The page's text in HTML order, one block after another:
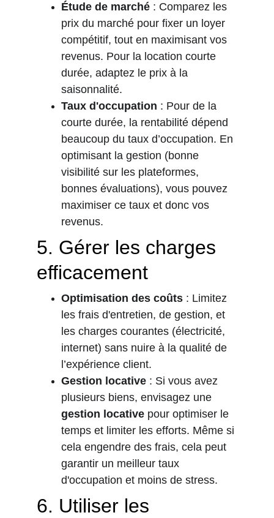
Étude de marché : Comparez les
prix du marché pour fixer un loyer
compétitif, tout en maximisant vos
revenus. Pour la location courte
durée, adaptez le prix à la
saisonnalité.
Taux d'occupation : Pour de la
courte durée, la rentabilité dépend
beaucoup du taux d’occupation. En
optimisant la gestion (bonne
visibilité sur les plateformes,
bonnes évaluations), vous pouvez
maximiser ce taux et donc vos
revenus.
5. Gérer les charges
efficacement
Optimisation des coûts : Limitez
les frais d'entretien, de gestion, et
les charges courantes (électricité,
internet) sans nuire à la qualité de
l’expérience client.
Gestion locative : Si vous avez
plusieurs biens, envisagez une
gestion locative pour optimiser le
temps et limiter les efforts. Même si
cela engendre des frais, cela peut
garantir un meilleur taux
d'occupation et moins de stress.
6. Utiliser les